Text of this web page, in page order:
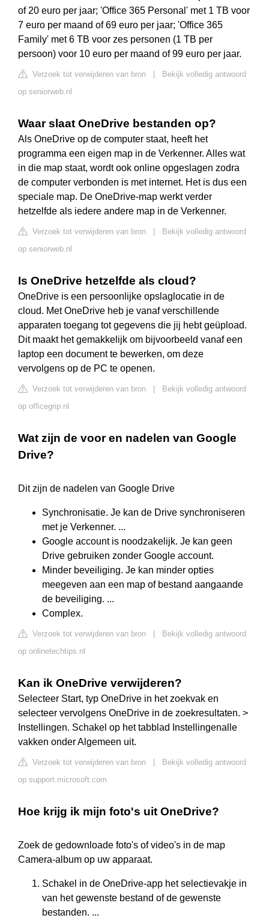
of 20 euro per jaar; 'Office 365 Personal' met 1 TB voor
7 euro per maand of 69 euro per jaar; 'Office 365
Family' met 6 TB voor zes personen (1 TB per
persoon) voor 10 euro per maand of 99 euro per jaar.
Verzoek tot verwijderen van bron
Bekijk volledig antwoord
op seniorweb.nl
Waar slaat OneDrive bestanden op?
Als OneDrive op de computer staat, heeft het
programma een eigen map in de Verkenner. Alles wat
in die map staat, wordt ook online opgeslagen zodra
de computer verbonden is met internet. Het is dus een
speciale map. De OneDrive-map werkt verder
hetzelfde als iedere andere map in de Verkenner.
Verzoek tot verwijderen van bron
Bekijk volledig antwoord
op seniorweb.nl
Is OneDrive hetzelfde als cloud?
OneDrive is een persoonlijke opslaglocatie in de
cloud. Met OneDrive heb je vanaf verschillende
apparaten toegang tot gegevens die jij hebt geüpload.
Dit maakt het gemakkelijk om bijvoorbeeld vanaf een
laptop een document te bewerken, om deze
vervolgens op de PC te openen.
Verzoek tot verwijderen van bron
Bekijk volledig antwoord
op officegrip.nl
Wat zijn de voor en nadelen van Google
Drive?
Dit zijn de nadelen van Google Drive
Synchronisatie. Je kan de Drive synchroniseren
met je Verkenner. ...
Google account is noodzakelijk. Je kan geen
Drive gebruiken zonder Google account.
Minder beveiliging. Je kan minder opties
meegeven aan een map of bestand aangaande
de beveiliging. ...
Complex.
Verzoek tot verwijderen van bron
Bekijk volledig antwoord
op onlinetechtips.nl
Kan ik OneDrive verwijderen?
Selecteer Start, typ OneDrive in het zoekvak en
selecteer vervolgens OneDrive in de zoekresultaten. >
Instellingen. Schakel op het tabblad Instellingenalle
vakken onder Algemeen uit.
Verzoek tot verwijderen van bron
Bekijk volledig antwoord
op support.microsoft.com
Hoe krijg ik mijn foto's uit OneDrive?
Zoek de gedownloade foto's of video's in de map
Camera-album op uw apparaat.
Schakel in de OneDrive-app het selectievakje in
van het gewenste bestand of de gewenste
bestanden. ...